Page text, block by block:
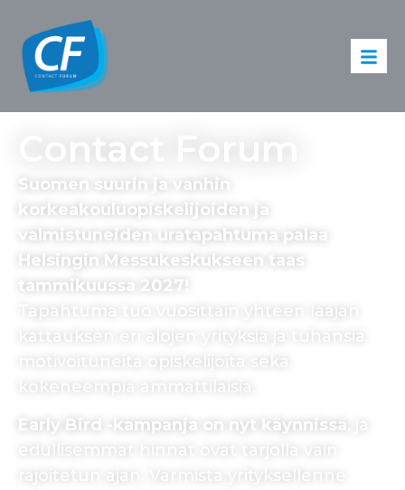
Suomen suurin ja vanhin
korkeakouluopiskelijoiden ja
valmistuneiden uratapahtuma palaa
Helsingin Messukeskukseen taas
tammikuussa 2027!
Tapahtuma tuo vuosittain yhteen laajan
kattauksen eri alojen yrityksiä ja tuhansia
motivoituneita opiskelijoita sekä
kokeneempia ammattilaisia.
Early Bird -kampanja on nyt käynnissä
edullisemmat hinnat ovat tarjolla vain
rajoitetun ajan. Varmista yrityksellenne